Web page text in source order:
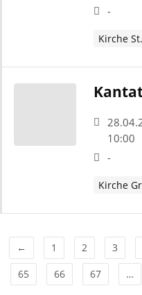
-
Kirche
10:00
-
Kirche
← 1 2 3
65
66 67 …